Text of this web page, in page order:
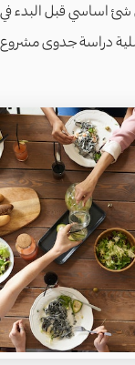
شئ اساسي قبل البدء
دراسة جدوى